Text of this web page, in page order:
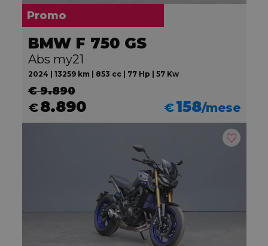
Promo
BMW F 750 GS
Abs my21
2024 | 13259 km | 853 cc | 77 Hp | 57 Kw
€ 9.890
€8.890 €158/mese